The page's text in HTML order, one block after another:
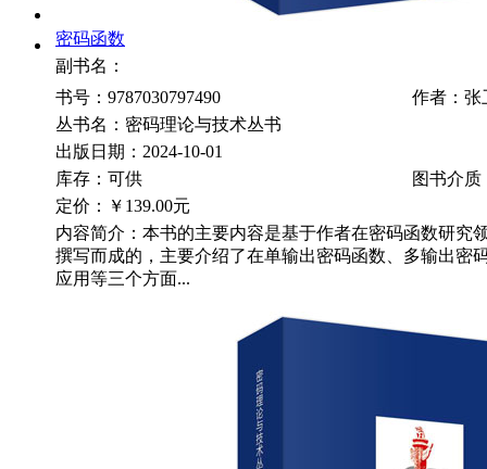
密码函数
副书名：
书号：9787030797490
作者：张
丛书名：密码理论与技术丛书
出版日期：2024-10-01
库存：可供
图书介质
定价：
￥139.00元
内容简介：本书的主要内容是基于作者在密码函数研究
撰写而成的，主要介绍了在单输出密码函数、多输出密
应用等三个方面...